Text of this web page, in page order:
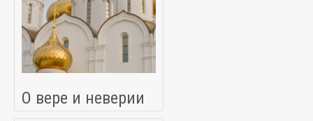
О вере и неверии